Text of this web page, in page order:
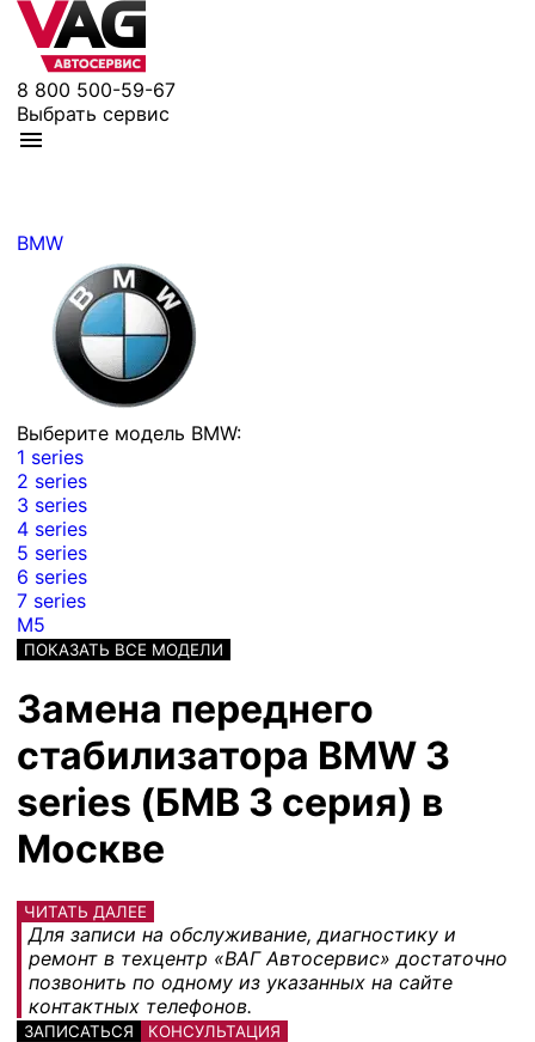
8 800 500-59-67
Выбрать сервис
BMW
Выберите модель BMW:
1 series
2 series
3 series
4 series
5 series
6 series
7 series
M5
ПОКАЗАТЬ ВСЕ МОДЕЛИ
Замена переднего
стабилизатора BMW 3
series (БМВ 3 серия) в
Москве
ЧИТАТЬ ДАЛЕЕ
Для записи на обслуживание, диагностику и
ремонт в техцентр «ВАГ Автосервис» достаточно
позвонить по одному из указанных на сайте
контактных телефонов.
ЗАПИСАТЬСЯ КОНСУЛЬТАЦИЯ